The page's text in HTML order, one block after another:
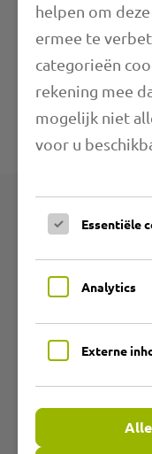
Verdere informatie
Technische
Producten
Productgroepen
Flexibele PVC
Slangen voor
helpen om
ermee te
categorieën
rekening mee
mogelijk niet
voor u
Essentiële
Analytics
Externe